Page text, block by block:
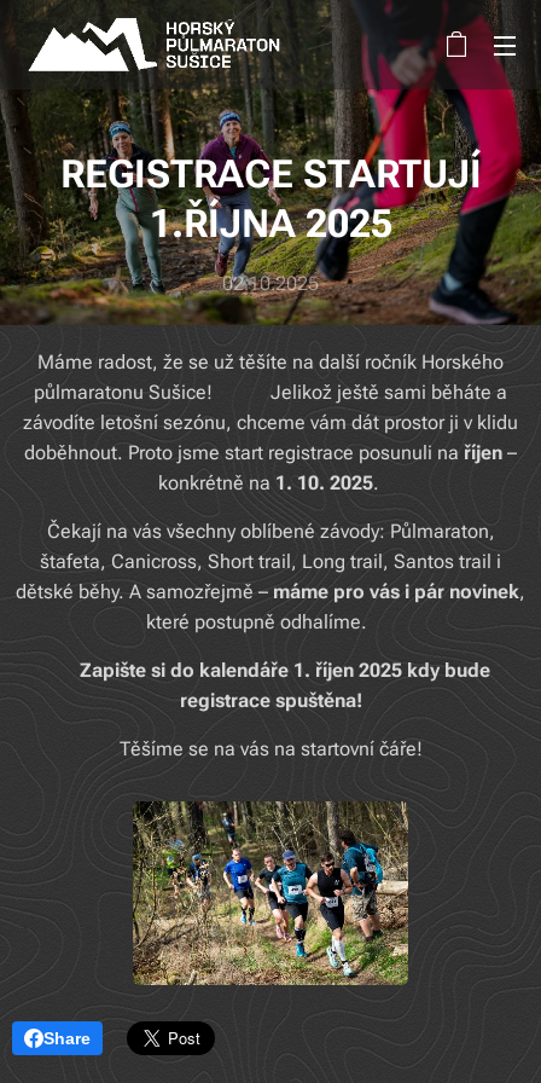
REGISTRACE STARTUJÍ
1.ŘÍJNA 2025
02.10.2025
Máme radost, že se už těšíte na další ročník Horského
půlmaratonu Sušice! 🏃‍♂️🏃‍♀️ Jelikož ještě sami běháte a
závodíte letošní sezónu, chceme vám dát prostor ji v klidu
doběhnout. Proto jsme start registrace posunuli na říjen –
konkrétně na 1. 10. 2025.
Čekají na vás všechny oblíbené závody: Půlmaraton,
štafeta, Canicross, Short trail, Long trail, Santos trail i
dětské běhy. A samozřejmě – máme pro vás i pár novinek,
které postupně odhalíme. 😉
Zapište si do kalendáře 1. říjen 2025 kdy bude
registrace spuštěna!
Těšíme se na vás na startovní čáře!
Share